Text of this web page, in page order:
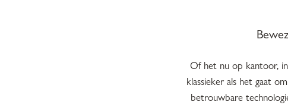
Of het nu op kantoor,
klassieker als het gaat
betrouwbare